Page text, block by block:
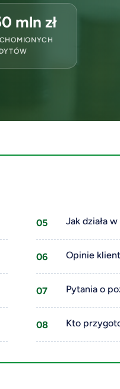
mln zł
Jak działa
Opinie
Pytania o
Kto